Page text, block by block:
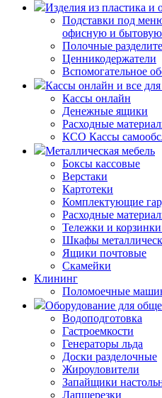
Изделия из пластика и
Подставки под
офисную и бытовую
Полочные
Ценникодержатели
Вспомогательное
Кассы онлайн и все
Кассы онлайн
Денежные ящики
Расходные
КСО Кассы
Металлическая мебель
Боксы кассовые
Верстаки
Картотеки
Комплектующие
Расходные
Тележки и
Шкафы
Ящики почтовые
Скамейки
Клининг
Поломоечные
Оборудование для
Водоподготовка
Гастроемкости
Генераторы льда
Доски разделочные
Жироуловители
Запайщики
Лапшерезки